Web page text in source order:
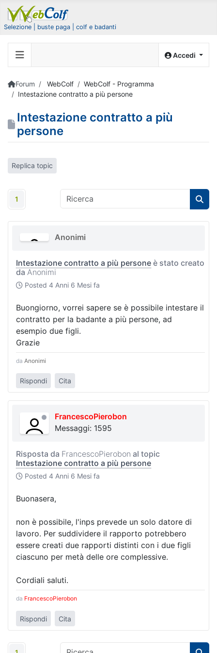
Selezione | buste paga | colf e badanti
Accedi
Forum WebColf
WebColf - Programma
Intestazione contratto a più persone
Intestazione contratto a più
persone
Replica topic
1
Anonimi
Intestazione contratto a più persone è stato creato
da Anonimi
Posted 4 Anni 6 Mesi fa
Buongiorno, vorrei sapere se è possibile intestare il
contratto per la badante a più persone, ad
esempio due figli.
Grazie
da Anonimi
Rispondi Cita
FrancescoPierobon
Messaggi: 1595
Risposta da FrancescoPierobon al topic
Intestazione contratto a più persone
Posted 4 Anni 6 Mesi fa
Buonasera,
non è possibile, l'inps prevede un solo datore di
lavoro. Per suddividere il rapporto potrebbero
essere creati due rapporti distinti con i due figli
ciascuno per metà delle ore complessive.
Cordiali saluti.
da FrancescoPierobon
Rispondi Cita